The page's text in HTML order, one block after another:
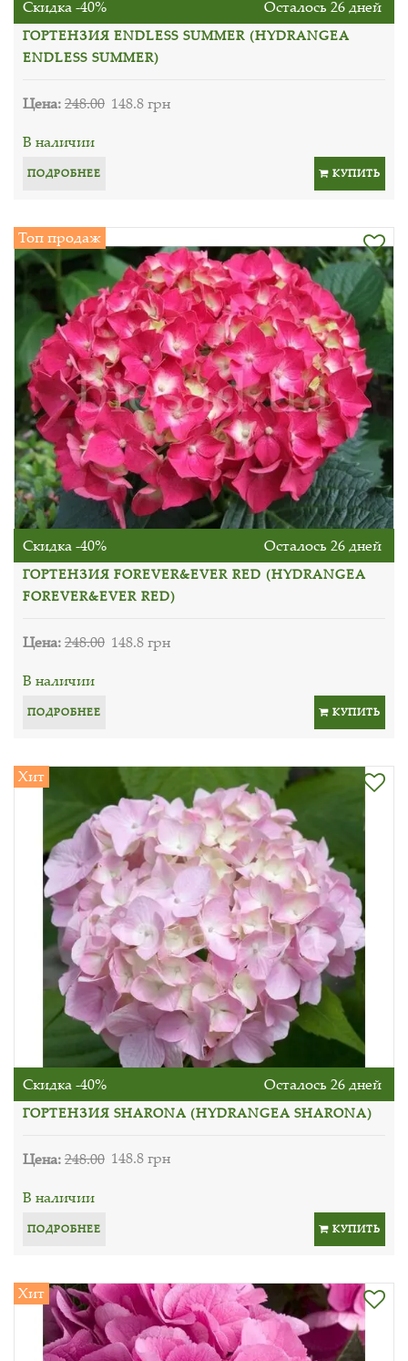
Скидка -40% Осталось 26 дней
ГОРТЕНЗИЯ ENDLESS SUMMER (HYDRANGEA
ENDLESS SUMMER)
Цена:248.00 148.8 грн
В наличии
ПОДРОБНЕЕ КУПИТЬ
Топ продаж
Скидка -40% Осталось 26 дней
ГОРТЕНЗИЯ FOREVER&EVER RED (HYDRANGEA
FOREVER&EVER RED)
Цена:248.00 148.8 грн
В наличии
ПОДРОБНЕЕ КУПИТЬ
Хит
Скидка -40% Осталось 26 дней
ГОРТЕНЗИЯ SHARONA (HYDRANGEA SHARONA)
Цена:248.00 148.8 грн
В наличии
ПОДРОБНЕЕ КУПИТЬ
Хит